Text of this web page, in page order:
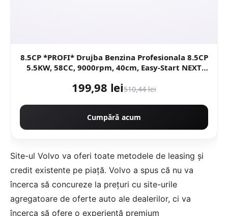
8.5CP *PROFI* Drujba Benzina Profesionala 8.5CP
5.5KW, 58CC, 9000rpm, 40cm, Easy-Start NEXT
199,98 lei510,44 lei
Cumpără acum
Site-ul Volvo va oferi toate metodele de leasing și
credit existente pe piață. Volvo a spus că nu va
încerca să concureze la prețuri cu site-urile
agregatoare de oferte auto ale dealerilor, ci va
încerca să ofere o experiență premium